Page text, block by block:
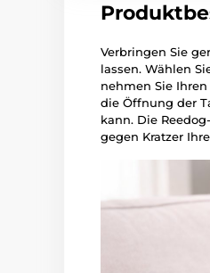
Verbringen Sie
lassen. Wählen
nehmen Sie
die Öffnung der
kann. Die
gegen Kratzer